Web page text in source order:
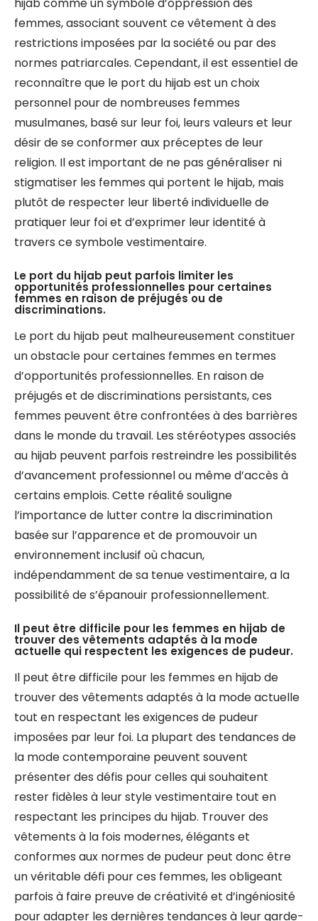
femmes, associant souvent ce vêtement à des
restrictions imposées par la société ou par des
normes patriarcales. Cependant, il est essentiel de
reconnaître que le port du hijab est un choix
personnel pour de nombreuses femmes
musulmanes, basé sur leur foi, leurs valeurs et leur
désir de se conformer aux préceptes de leur
religion. Il est important de ne pas généraliser ni
stigmatiser les femmes qui portent le hijab, mais
plutôt de respecter leur liberté individuelle de
pratiquer leur foi et d’exprimer leur identité à
travers ce symbole vestimentaire.
Le port du hijab peut parfois limiter les
opportunités professionnelles pour certaines
femmes en raison de préjugés ou de
discriminations.
Le port du hijab peut malheureusement constituer
un obstacle pour certaines femmes en termes
d’opportunités professionnelles. En raison de
préjugés et de discriminations persistants, ces
femmes peuvent être confrontées à des barrières
dans le monde du travail. Les stéréotypes associés
au hijab peuvent parfois restreindre les possibilités
d’avancement professionnel ou même d’accès à
certains emplois. Cette réalité souligne
l’importance de lutter contre la discrimination
basée sur l’apparence et de promouvoir un
environnement inclusif où chacun,
indépendamment de sa tenue vestimentaire, a la
possibilité de s’épanouir professionnellement.
Il peut être difficile pour les femmes en hijab de
trouver des vêtements adaptés à la mode
actuelle qui respectent les exigences de pudeur.
Il peut être difficile pour les femmes en hijab de
trouver des vêtements adaptés à la mode actuelle
tout en respectant les exigences de pudeur
imposées par leur foi. La plupart des tendances de
la mode contemporaine peuvent souvent
présenter des défis pour celles qui souhaitent
rester fidèles à leur style vestimentaire tout en
respectant les principes du hijab. Trouver des
vêtements à la fois modernes, élégants et
conformes aux normes de pudeur peut donc être
un véritable défi pour ces femmes, les obligeant
parfois à faire preuve de créativité et d’ingéniosité
pour adapter les dernières tendances à leur garde-